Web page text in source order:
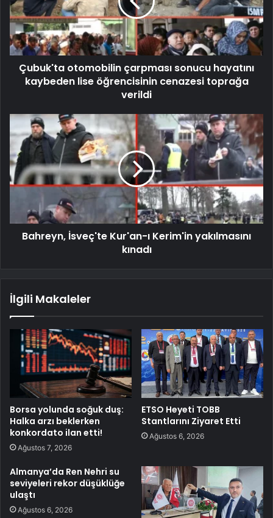
Çubuk'ta otomobilin çarpması sonucu hayatını
kaybeden lise öğrencisinin cenazesi toprağa
verildi
Bahreyn, İsveç'te Kur'an-ı Kerim'in yakılmasını
kınadı
İlgili Makaleler
Borsa yolunda soğuk duş:
Halka arzı beklerken
konkordato ilan etti!
Ağustos 7, 2026
ETSO Heyeti TOBB
Stantlarını Ziyaret Etti
Ağustos 6, 2026
Almanya’da Ren Nehri su
seviyeleri rekor düşüklüğe
ulaştı
Ağustos 6, 2026